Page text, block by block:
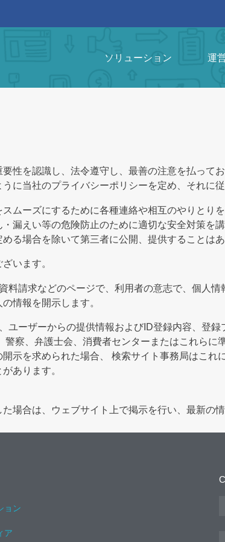
ソリューション 運
性を認識し、法令遵守し、最善の注意を払って
に当社のプライバシーポリシーを定め、それに
ムーズにするために各種連絡や相互のやりとり
漏えい等の危険防止のために適切な安全対策を
る場合を除いて第三者に公開、提供することはあ
います。
料請求などのページで、利用者の意志で、個人
情報を開示します。
ユーザーからの提供情報およびID登録内容、登
察、弁護士会、消費者センターまたはこれらに
示を求められた場合、 検索サイト事務局はこれ
あります。
場合は、ウェブサイト上で掲示を行い、最新の
ョン
ア